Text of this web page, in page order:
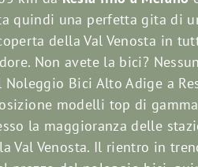
quindi una perfetta gita di
della Val Venosta in
Non avete la bici?
Noleggio Bici Alto Adige a
modelli top di
la maggioranza delle
Val Venosta. Il rientro in